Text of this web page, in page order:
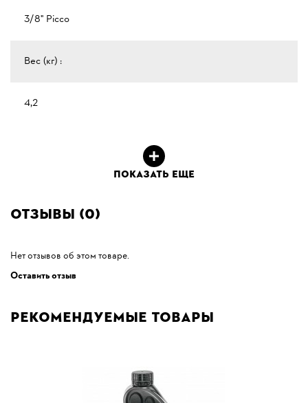
3/8" Picco
Вес (кг) :
4,2
ПОКАЗАТЬ ЕЩЕ
Отзывы (0)
Нет отзывов об этом товаре.
Оставить отзыв
Рекомендуемые товары